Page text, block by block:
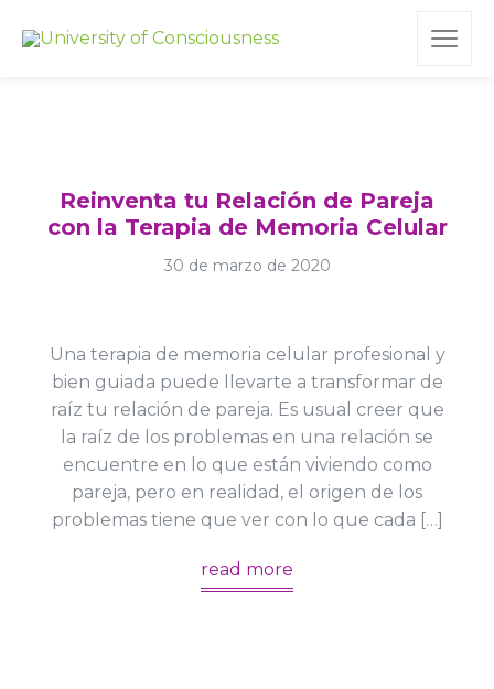
Reinventa tu Relación de Pareja
con la Terapia de Memoria Celular
30 de marzo de 2020
Una terapia de memoria celular profesional y
bien guiada puede llevarte a transformar de
raíz tu relación de pareja. Es usual creer que
la raíz de los problemas en una relación se
encuentre en lo que están viviendo como
pareja, pero en realidad, el origen de los
problemas tiene que ver con lo que cada […]
read more